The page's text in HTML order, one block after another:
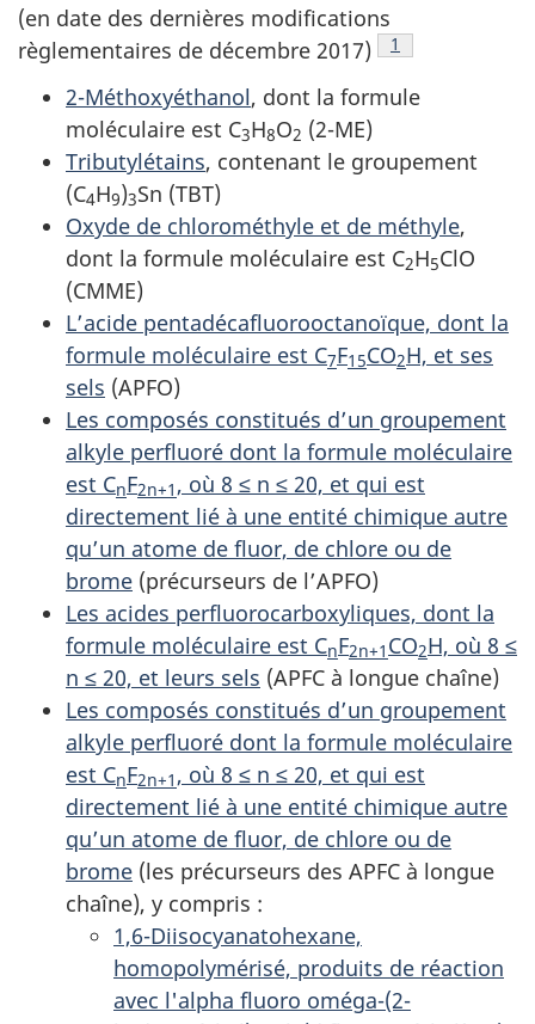
(en date des dernières modifications
règlementaires de décembre 2017)
Note de bas de
1
2-Méthoxyéthanol, dont la formule
moléculaire est C3H8O2 (2-ME)
Tributylétains, contenant le groupement
(C4H9)3Sn (TBT)
Oxyde de chlorométhyle et de méthyle,
dont la formule moléculaire est C2H5ClO
(CMME)
L’acide pentadécafluorooctanoïque, dont la
formule moléculaire est C7F15CO2H, et ses
sels (APFO)
Les composés constitués d’un groupement
alkyle perfluoré dont la formule moléculaire
est CnF2n+1 , où 8 ≤ n ≤ 20, et qui est
directement lié à une entité chimique autre
qu’un atome de fluor, de chlore ou de
brome (précurseurs de l’APFO)
Les acides perfluorocarboxyliques, dont la
formule moléculaire est CnF2n+1 CO2H, où 8 ≤
n ≤ 20, et leurs sels (APFC à longue chaîne)
Les composés constitués d’un groupement
alkyle perfluoré dont la formule moléculaire
est CnF2n+1 , où 8 ≤ n ≤ 20, et qui est
directement lié à une entité chimique autre
qu’un atome de fluor, de chlore ou de
brome (les précurseurs des APFC à longue
chaîne), y compris :
1,6-Diisocyanatohexane,
homopolymérisé, produits de réaction
avec l'alpha fluoro oméga-(2-